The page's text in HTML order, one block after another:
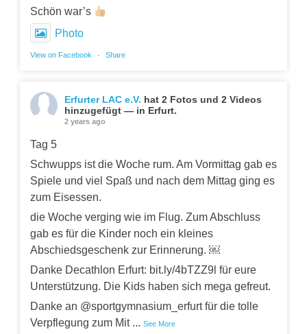
Schön war’s
Photo
View on Facebook · Share
Erfurter LAC e.V. hat 2 Fotos und 2 Videos
hinzugefügt — in Erfurt.
2 years ago
Tag 5
Schwupps ist die Woche rum. Am Vormittag gab es
Spiele und viel Spaß und nach dem Mittag ging es
zum Eisessen.
die Woche verging wie im Flug. Zum Abschluss
gab es für die Kinder noch ein kleines
Abschiedsgeschenk zur Erinnerung. ￼
Danke Decathlon Erfurt: bit.ly/4bTZZ9l für eure
Unterstützung. Die Kids haben sich mega gefreut.
Danke an @sportgymnasium_erfurt für die tolle
Verpflegung zum Mit ... See More